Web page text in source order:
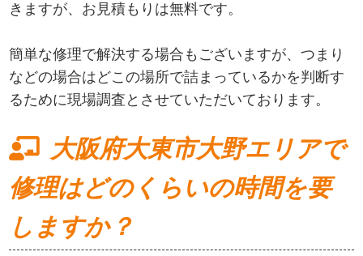
きますが、お見積もりは無料です。
簡単な修理で解決する場合もございますが、つまり
などの場合はどこの場所で詰まっているかを判断す
るために現場調査とさせていただいております。
大阪府大東市大野エリアで
修理はどのくらいの時間を要
しますか？